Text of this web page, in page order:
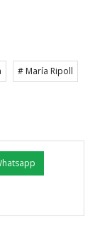
# María Ripoll